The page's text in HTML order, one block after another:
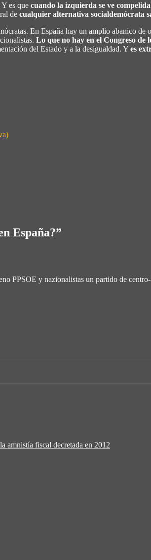
es que cuando la izquierda se ve
de cualquier alternativa socialdemócrata
En España hay un amplio abanico
Lo que no hay en el Congreso de
del Estado y a la desigualdad. Y es
España?”
PPSOE y nazionalistas un partido de
amnistía fiscal decretada en 2012